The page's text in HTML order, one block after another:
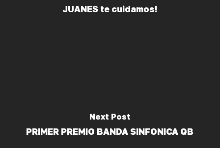
JUANES te cuidamos!
Next Post
PRIMER PREMIO BANDA SINFONICA QB